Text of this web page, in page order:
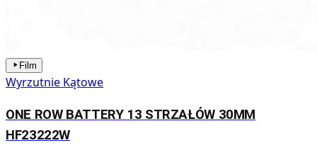
Film
Wyrzutnie Kątowe
ONE ROW BATTERY 13 STRZAŁÓW 30MM
HF23222W